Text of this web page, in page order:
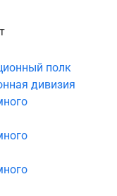
полк
дивизия